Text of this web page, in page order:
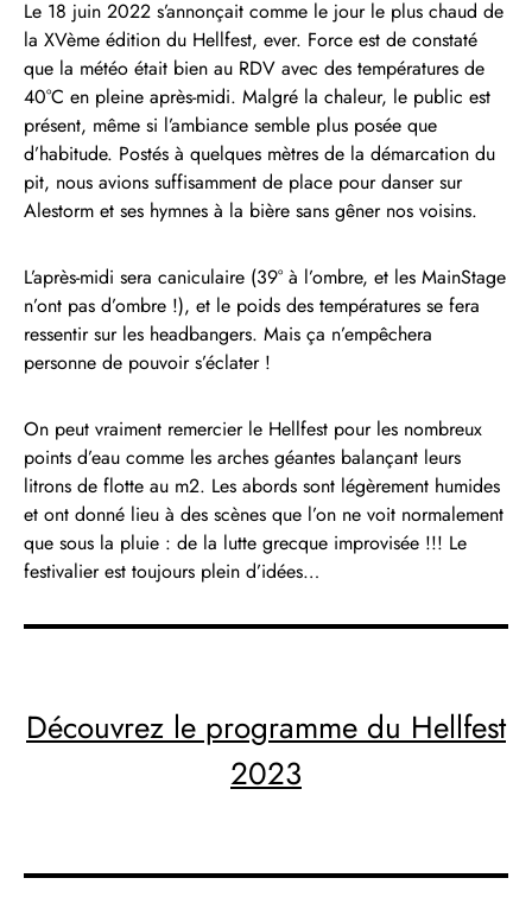
Le 18 juin 2022 s’annonçait comme le jour le plus chaud de
la XVème édition du Hellfest, ever. Force est de constaté
que la météo était bien au RDV avec des températures de
40°C en pleine après-midi. Malgré la chaleur, le public est
présent, même si l’ambiance semble plus posée que
d’habitude. Postés à quelques mètres de la démarcation du
pit, nous avions suffisamment de place pour danser sur
Alestorm et ses hymnes à la bière sans gêner nos voisins.
L’après-midi sera caniculaire (39° à l’ombre, et les MainStage
n’ont pas d’ombre !), et le poids des températures se fera
ressentir sur les headbangers. Mais ça n’empêchera
personne de pouvoir s’éclater !
On peut vraiment remercier le Hellfest pour les nombreux
points d’eau comme les arches géantes balançant leurs
litrons de flotte au m2. Les abords sont légèrement humides
et ont donné lieu à des scènes que l’on ne voit normalement
que sous la pluie : de la lutte grecque improvisée !!! Le
festivalier est toujours plein d’idées…
Découvrez le programme du Hellfest
2023